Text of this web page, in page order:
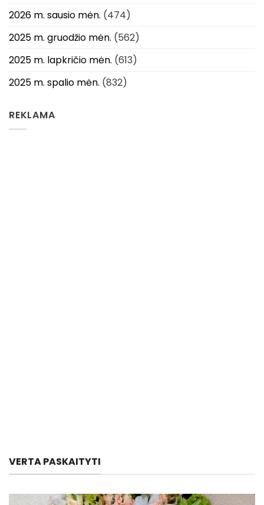
2026 m. sausio mėn. (474)
2025 m. gruodžio mėn. (562)
2025 m. lapkričio mėn. (613)
2025 m. spalio mėn. (832)
REKLAMA
VERTA PASKAITYTI